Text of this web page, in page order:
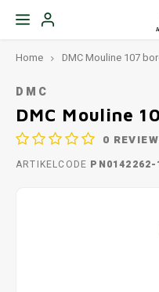
Home DMC Mouline 107
DMC
DMC Mouline
0
ARTIKELCODE PN0142262-